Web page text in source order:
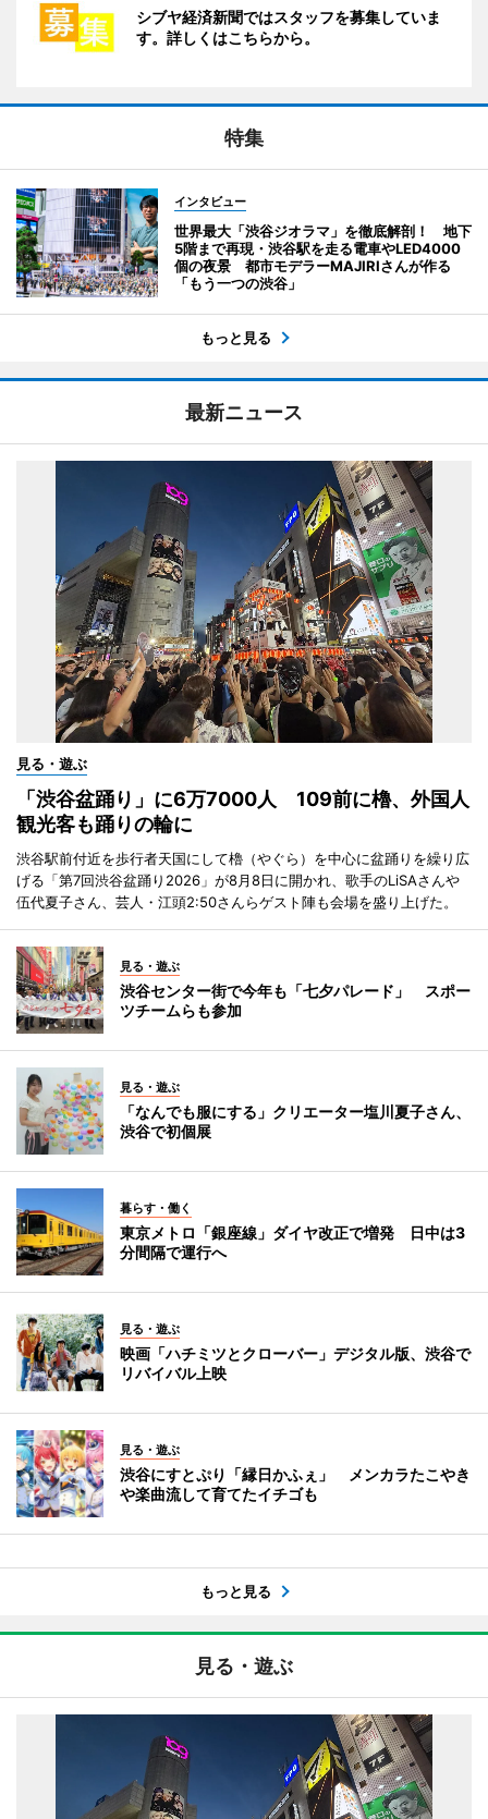
シブヤ経済新聞ではスタッフを募集していま
す。詳しくはこちらから。
特集
インタビュー
世界最大「渋谷ジオラマ」を徹底解剖！ 地下
5階まで再現・渋谷駅を走る電車やLED4000
個の夜景 都市モデラーMAJIRIさんが作る
「もう一つの渋谷」
もっと見る
最新ニュース
見る・遊ぶ
「渋谷盆踊り」に6万7000人 109前に櫓、外国人
観光客も踊りの輪に
渋谷駅前付近を歩行者天国にして櫓（やぐら）を中心に盆踊りを繰り広
げる「第7回渋谷盆踊り2026」が8月8日に開かれ、歌手のLiSAさんや
伍代夏子さん、芸人・江頭2:50さんらゲスト陣も会場を盛り上げた。
見る・遊ぶ
渋谷センター街で今年も「七夕パレード」 スポー
ツチームらも参加
見る・遊ぶ
「なんでも服にする」クリエーター塩川夏子さん、
渋谷で初個展
暮らす・働く
東京メトロ「銀座線」ダイヤ改正で増発 日中は3
分間隔で運行へ
見る・遊ぶ
映画「ハチミツとクローバー」デジタル版、渋谷で
リバイバル上映
見る・遊ぶ
渋谷にすとぷり「縁日かふぇ」 メンカラたこやき
や楽曲流して育てたイチゴも
もっと見る
見る・遊ぶ